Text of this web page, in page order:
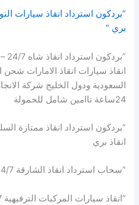
بري “
انقاذ سيارات انقاذ الامارات
السعودية ودول الخليج شركة
24ساعة تاامين شامل للحمولة
انقاذ بري
”سحاب استرداد انقاذ الشارقة 24/7 –للسيارات العالقة بالباركن “